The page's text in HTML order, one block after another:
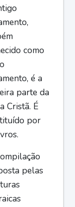
como
é a
parte da
Cristã. É
por
pelas